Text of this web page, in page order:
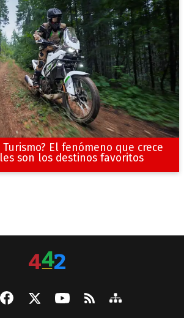
El fenómeno que crece
son los destinos favoritos